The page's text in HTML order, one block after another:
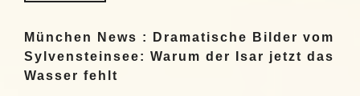
München News : Dramatische Bilder vom
Sylvensteinsee: Warum der Isar jetzt das
Wasser fehlt